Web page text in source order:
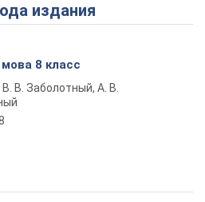
издания
8 класс
В. В. Заболотный, А. В.